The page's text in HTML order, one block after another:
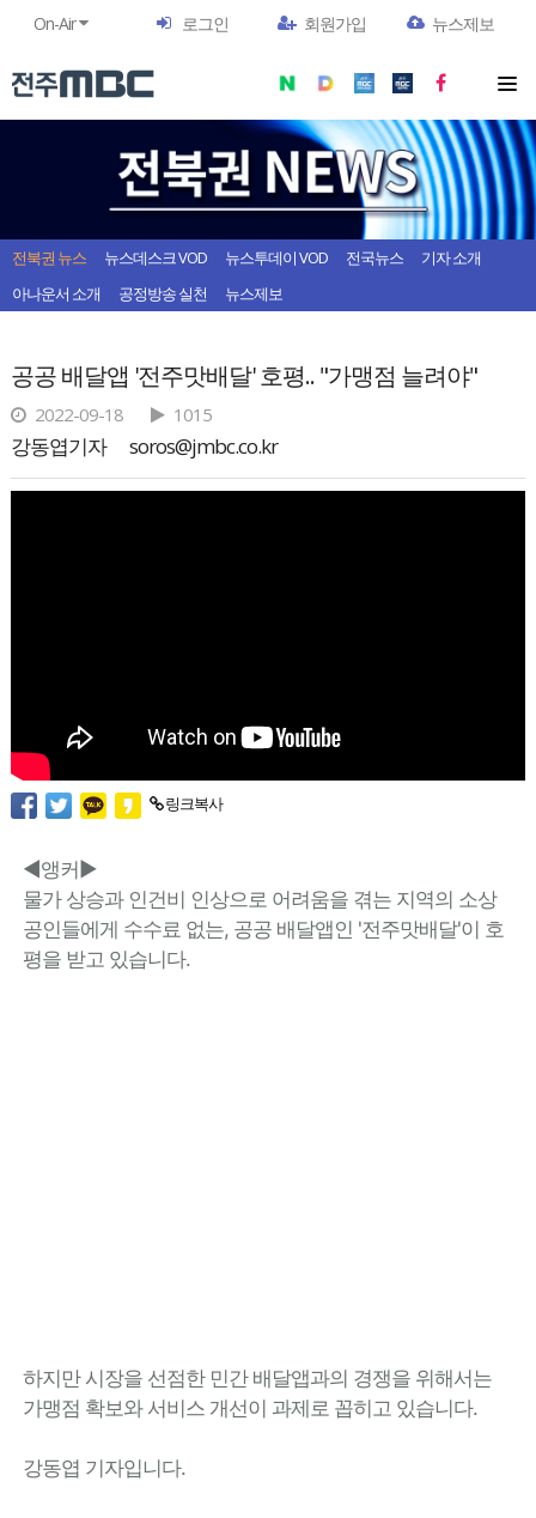
On-Air 로그인 회원가입 뉴스제보
전북권 뉴스 뉴스데스크 VOD 뉴스투데이 VOD 전국뉴스
기자 소개
아나운서 소개
공정방송 실천 뉴스제보
공공 배달앱 '전주맛배달' 호평.. "가맹점 늘려야"
2022-09-18 1015
강동엽기자 soros@jmbc.co.kr
링크복사
◀앵커▶
물가 상승과 인건비 인상으로 어려움을 겪는 지역의 소상
공인들에게 수수료 없는, 공공 배달앱인 '전주맛배달'이 호
평을 받고 있습니다.
하지만 시장을 선점한 민간 배달앱과의 경쟁을 위해서는
가맹점 확보와 서비스 개선이 과제로 꼽히고 있습니다.
강동엽 기자입니다.